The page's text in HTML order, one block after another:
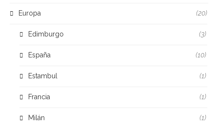
Europa (20)
Edimburgo (3)
España (10)
Estambul (1)
Francia (1)
Milán (1)